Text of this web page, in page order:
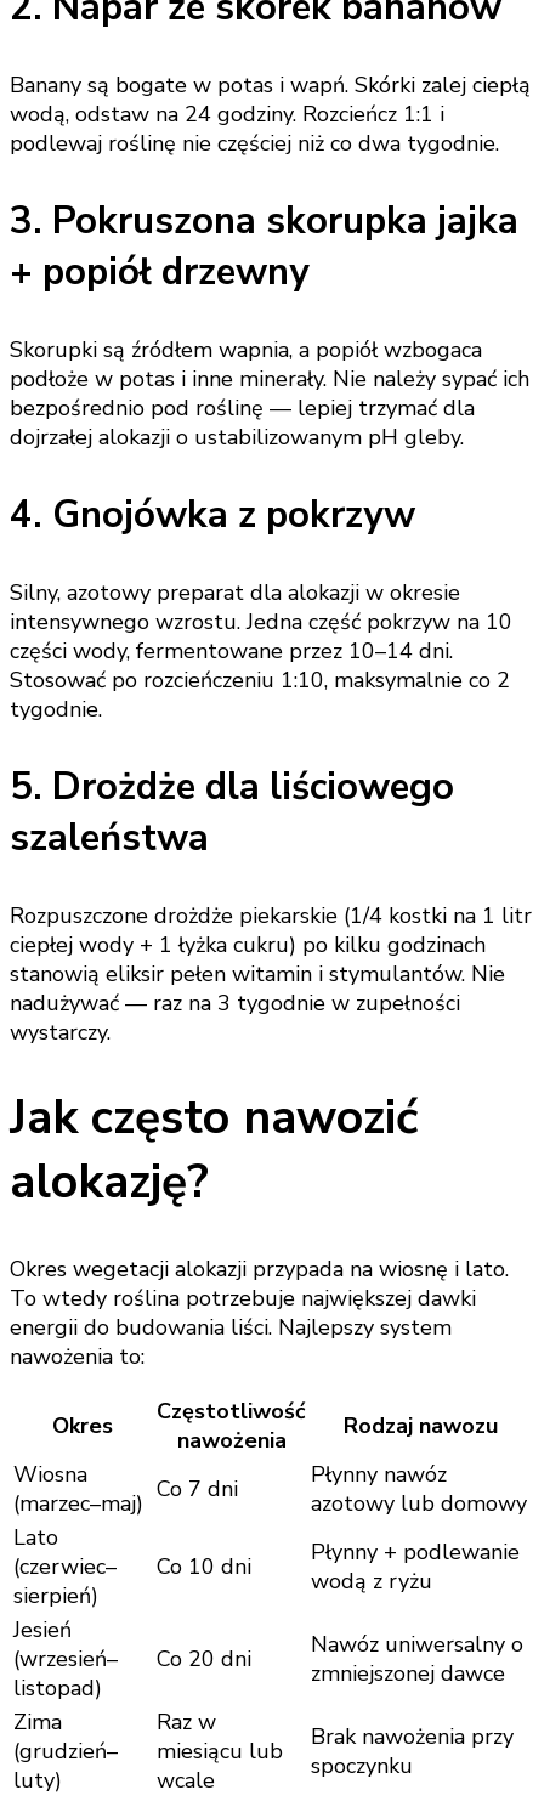
Banany są bogate w potas i wapń. Skórki zalej ciepłą
wodą, odstaw na 24 godziny. Rozcieńcz 1:1 i
podlewaj roślinę nie częściej niż co dwa tygodnie.
3. Pokruszona skorupka jajka
+ popiół drzewny
Skorupki są źródłem wapnia, a popiół wzbogaca
podłoże w potas i inne minerały. Nie należy sypać ich
bezpośrednio pod roślinę — lepiej trzymać dla
dojrzałej alokazji o ustabilizowanym pH gleby.
4. Gnojówka z pokrzyw
Silny, azotowy preparat dla alokazji w okresie
intensywnego wzrostu. Jedna część pokrzyw na 10
części wody, fermentowane przez 10–14 dni.
Stosować po rozcieńczeniu 1:10, maksymalnie co 2
tygodnie.
5. Drożdże dla liściowego
szaleństwa
Rozpuszczone drożdże piekarskie (1/4 kostki na 1 litr
ciepłej wody + 1 łyżka cukru) po kilku godzinach
stanowią eliksir pełen witamin i stymulantów. Nie
nadużywać — raz na 3 tygodnie w zupełności
wystarczy.
Jak często nawozić
alokazję?
Okres wegetacji alokazji przypada na wiosnę i lato.
To wtedy roślina potrzebuje największej dawki
energii do budowania liści. Najlepszy system
nawożenia to:
Okres
Częstotliwość
nawożenia
Rodzaj nawozu
Wiosna
(marzec–maj) Co 7 dni
Płynny nawóz
azotowy lub domowy
Lato
(czerwiec–
sierpień)
Co 10 dni
Płynny + podlewanie
wodą z ryżu
Jesień
(wrzesień–
listopad)
Co 20 dni
Nawóz uniwersalny o
zmniejszonej dawce
Zima
(grudzień–
luty)
Raz w
miesiącu lub
wcale
Brak nawożenia przy
spoczynku